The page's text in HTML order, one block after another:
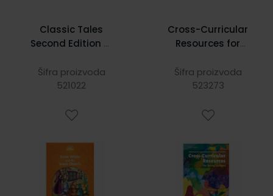
Classic Tales
Second Edition 5:
DWARFS
Šifra proizvoda
521022
Cross-Curricular
Resources for
Šifra proizvoda
523273